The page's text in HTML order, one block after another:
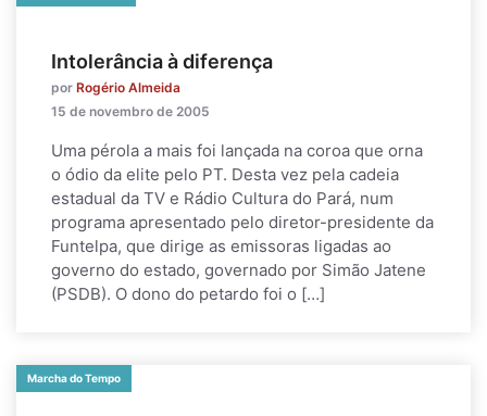
Intolerância à diferença
por Rogério Almeida
15 de novembro de 2005
Uma pérola a mais foi lançada na coroa que orna
o ódio da elite pelo PT. Desta vez pela cadeia
estadual da TV e Rádio Cultura do Pará, num
programa apresentado pelo diretor-presidente da
Funtelpa, que dirige as emissoras ligadas ao
governo do estado, governado por Simão Jatene
(PSDB). O dono do petardo foi o […]
Marcha do Tempo